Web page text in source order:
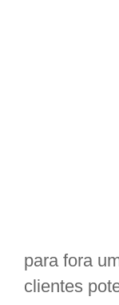
para fora
clientes